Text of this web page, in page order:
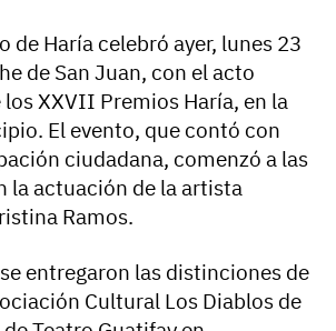
de Haría celebró ayer, lunes 23
de San Juan, con el acto
XXVII Premios Haría, en la
El evento, que contó con
ciudadana, comenzó a las
la actuación de la artista
Ramos.
entregaron las distinciones de
Cultural Los Diablos de